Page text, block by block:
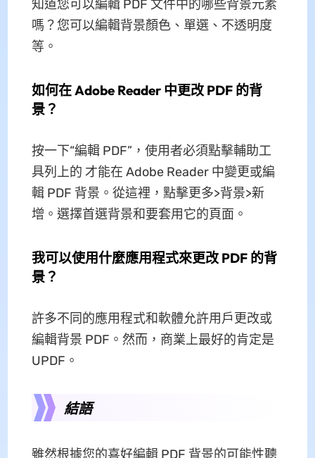
知道您可以編輯 PDF 文件中的哪些背景元素
嗎？您可以編輯背景顏色、單選、不透明度
等。
如何在 Adob​​e Reader 中更改 PDF 的背
景？
按一下“編輯 PDF”，使用者必須點擊輔助工
具列上的 才能在 Adob​​e Reader 中變更或編
輯 PDF 背景。從這裡，點擊更多>背景>新
增。選擇首選背景和要套用它的頁面。
我可以使用什麼應用程式來更改 PDF 的背
景？
許多不同的應用程式和軟體允許用戶更改或
編輯背景 PDF。然而，商業上最好的肯定是
UPDF。
結語
雖然根據您的喜好編輯 PDF 背景的可能性聽